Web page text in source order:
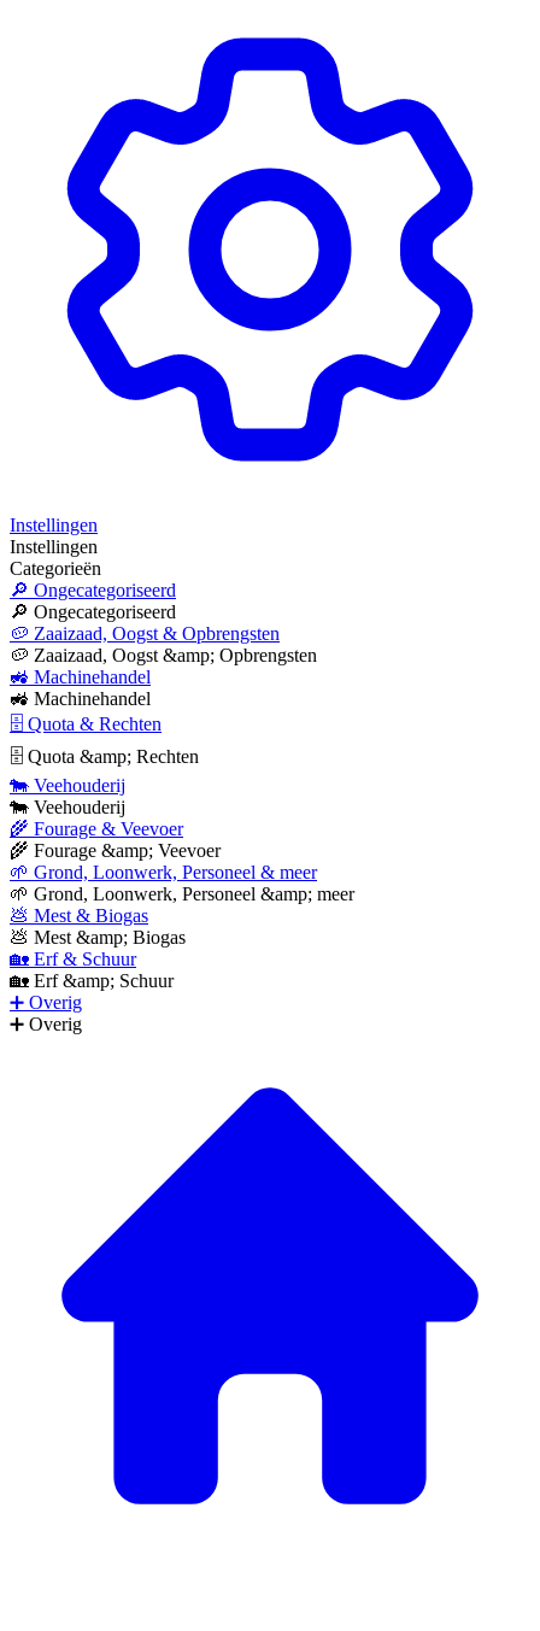
Instellingen
Instellingen
Categorieën
🔎 Ongecategoriseerd
🔎 Ongecategoriseerd
🥔 Zaaizaad, Oogst & Opbrengsten
🥔 Zaaizaad, Oogst &amp; Opbrengsten
🚜 Machinehandel
🚜 Machinehandel
🗄 Quota & Rechten
🗄 Quota &amp; Rechten
🐄 Veehouderij
🐄 Veehouderij
🌾 Fourage & Veevoer
🌾 Fourage &amp; Veevoer
🌱 Grond, Loonwerk, Personeel & meer
🌱 Grond, Loonwerk, Personeel &amp; meer
💩 Mest & Biogas
💩 Mest &amp; Biogas
🏡 Erf & Schuur
🏡 Erf &amp; Schuur
➕ Overig
➕ Overig